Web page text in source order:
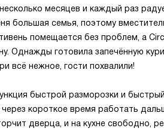
месяцев и каждый раз
большая семья, поэтому
помещается без проблем, а
Однажды готовила запечённую
всё нежное, гости похвалили!
быстрой разморозки и быстрый
короткое время работать
дверца, и на кухне свободно,